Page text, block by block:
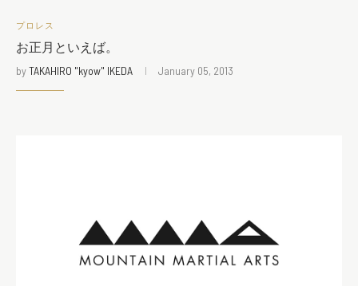
プロレス
お正月といえば。
byTAKAHIRO "kyow" IKEDA January 05, 2013